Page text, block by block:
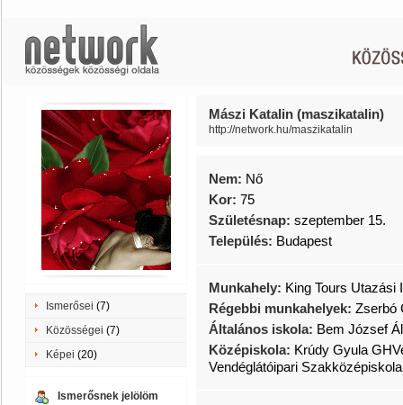
Ismerősei (7)
Közösségei (7)
Képei (20)
Ismerősnek jelölöm
Mászi Katalin (maszikatalin)
http://network.hu/maszikatalin
Nem: Nő
Kor: 75
Születésnap: szeptember 15.
Település: Budapest
Munkahely: King Tours Utazási
Régebbi munkahelyek: Zserbó
Általános iskola: Bem József
Középiskola: Krúdy Gyula
Vendéglátóipari